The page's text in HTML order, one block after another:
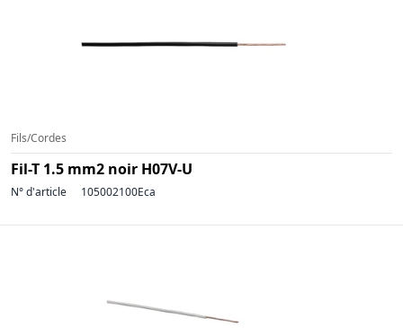
Fils/Cordes
Fil-T 1.5 mm2 noir H07V-U
N° d'article 105002100Eca